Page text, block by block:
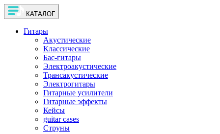
КАТАЛОГ
Гитары
Акустические
Классические
Бас-гитары
Электроакустические
Трансакустические
Электрогитары
Гитарные усилители
Гитарные эффекты
Кейсы
guitar cases
Струны